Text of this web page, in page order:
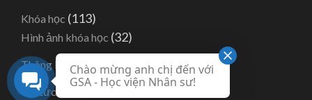
Khóa học (113)
Hình ảnh khóa học (32)
Thông báo Khóa học(62)
Tin tức (164)
Chào mừng anh chị đến với
GSA - Học viện Nhân sư!